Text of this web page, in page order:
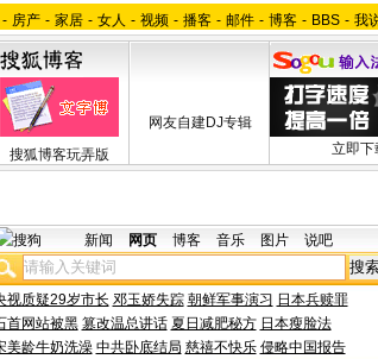
- 房产 - 家居 - 女人 - 视频 - 播客 - 邮件 - 博客 - BBS - 我
搜狐博客玩弄版
网友自建DJ专辑
立即下
新闻 网页 博客 音乐 图片 说吧
视质疑29岁市长 邓玉娇失踪 朝鲜军事演习 日本兵赎罪
首网站被黑 篡改温总讲话 夏日减肥秘方 日本瘦脸法
美龄牛奶洗澡 中共卧底结局 慈禧不快乐 侵略中国报告